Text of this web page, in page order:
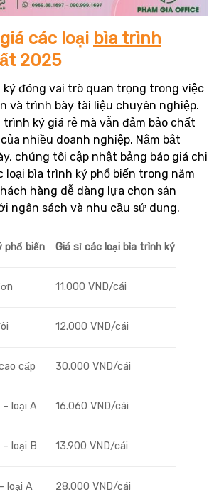
các loại bìa trình
2025
ký đóng vai trò quan trọng trong việc
và trình bày tài liệu chuyên nghiệp.
trình ký giá rẻ mà vẫn đảm bảo chất
nhiều doanh nghiệp. Nắm bắt
chúng tôi cập nhật bảng báo giá chi
bìa trình ký phổ biến trong năm
hàng dễ dàng lựa chọn sản
ngân sách và nhu cầu sử dụng.
phổ biến Giá sỉ các loại bìa trình ký
11.000 VND/cái
12.000 VND/cái
cấp 30.000 VND/cái
loại A 16.060 VND/cái
loại B 13.900 VND/cái
loại A 28.000 VND/cái